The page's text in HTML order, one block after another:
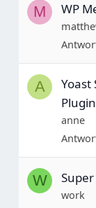
M WP
A
Yoast
Plugin
anne
W
work